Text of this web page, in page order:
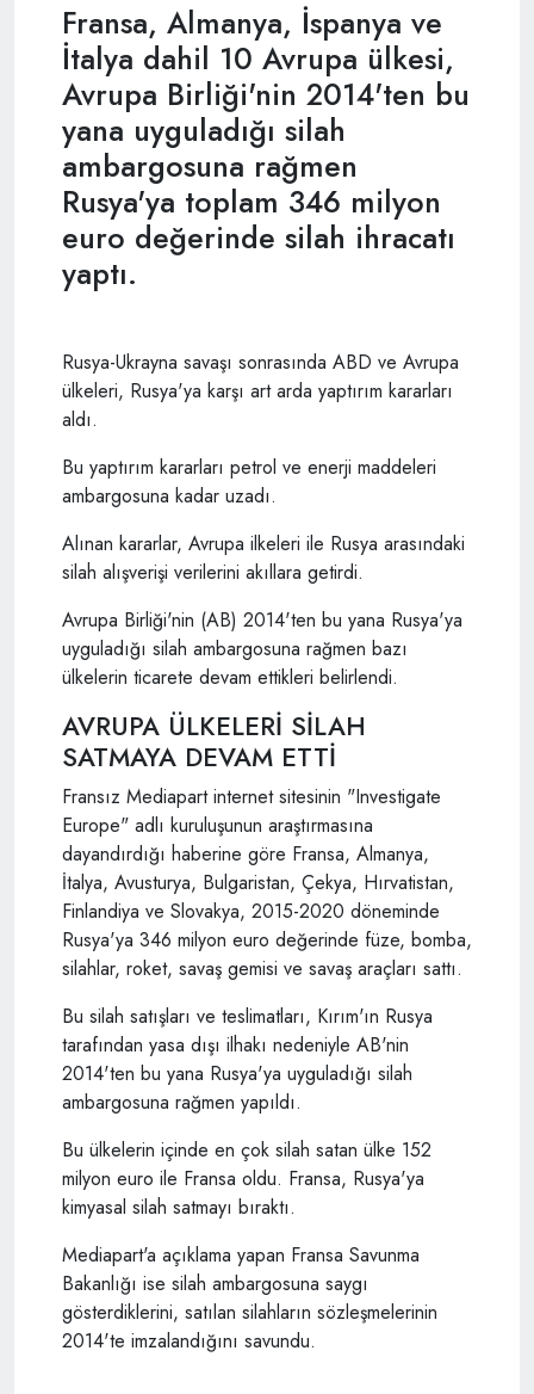
Fransa, Almanya, İspanya ve
İtalya dahil 10 Avrupa ülkesi,
Avrupa Birliği'nin 2014'ten bu
yana uyguladığı silah
ambargosuna rağmen
Rusya'ya toplam 346 milyon
euro değerinde silah ihracatı
yaptı.
Rusya-Ukrayna savaşı sonrasında ABD ve Avrupa
ülkeleri, Rusya'ya karşı art arda yaptırım kararları
aldı.
Bu yaptırım kararları petrol ve enerji maddeleri
ambargosuna kadar uzadı.
Alınan kararlar, Avrupa ilkeleri ile Rusya arasındaki
silah alışverişi verilerini akıllara getirdi.
Avrupa Birliği'nin (AB) 2014'ten bu yana Rusya'ya
uyguladığı silah ambargosuna rağmen bazı
ülkelerin ticarete devam ettikleri belirlendi.
AVRUPA ÜLKELERİ SİLAH
SATMAYA DEVAM ETTİ
Fransız Mediapart internet sitesinin "Investigate
Europe" adlı kuruluşunun araştırmasına
dayandırdığı haberine göre Fransa, Almanya,
İtalya, Avusturya, Bulgaristan, Çekya, Hırvatistan,
Finlandiya ve Slovakya, 2015-2020 döneminde
Rusya'ya 346 milyon euro değerinde füze, bomba,
silahlar, roket, savaş gemisi ve savaş araçları sattı.
Bu silah satışları ve teslimatları, Kırım'ın Rusya
tarafından yasa dışı ilhakı nedeniyle AB'nin
2014'ten bu yana Rusya'ya uyguladığı silah
ambargosuna rağmen yapıldı.
Bu ülkelerin içinde en çok silah satan ülke 152
milyon euro ile Fransa oldu. Fransa, Rusya'ya
kimyasal silah satmayı bıraktı.
Mediapart'a açıklama yapan Fransa Savunma
Bakanlığı ise silah ambargosuna saygı
gösterdiklerini, satılan silahların sözleşmelerinin
2014'te imzalandığını savundu.